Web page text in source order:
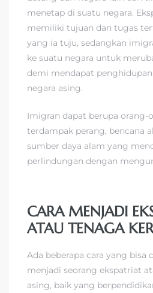
menetap di suatu negara.
memiliki tujuan dan tugas
yang ia tuju, sedangkan
ke suatu negara untuk
demi mendapat
negara asing.
Imigran dapat berupa orang-
terdampak perang, bencana
sumber daya alam yang
perlindungan dengan
CARA MENJADI
ATAU TENAGA
Ada beberapa cara yang bisa
menjadi seorang ekspatriat
asing, baik yang